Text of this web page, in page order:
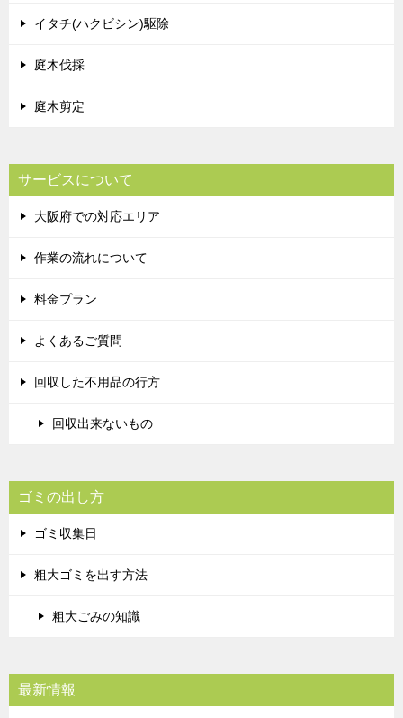
イタチ(ハクビシン)駆除
庭木伐採
庭木剪定
サービスについて
大阪府での対応エリア
作業の流れについて
料金プラン
よくあるご質問
回収した不用品の行方
回収出来ないもの
ゴミの出し方
ゴミ収集日
粗大ゴミを出す方法
粗大ごみの知識
最新情報